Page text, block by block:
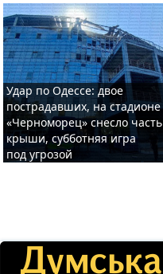
Удар по Одессе: двое
пострадавших, на стадионе
«Черноморец» снесло часть
крыши, субботняя игра
под угрозой